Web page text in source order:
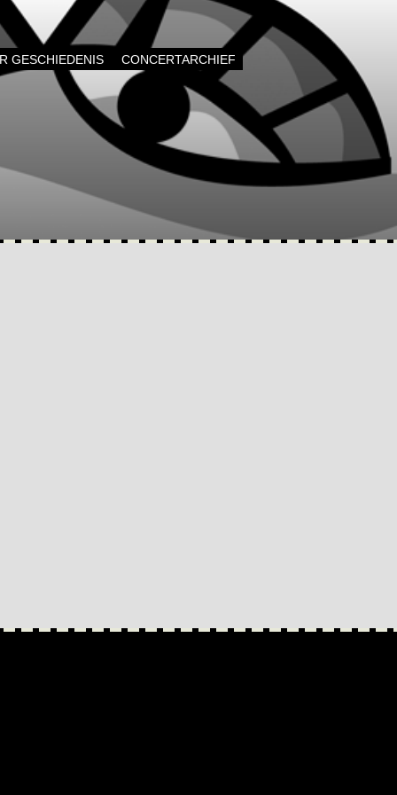
GESCHIEDENIS CONCERTARCHIEF